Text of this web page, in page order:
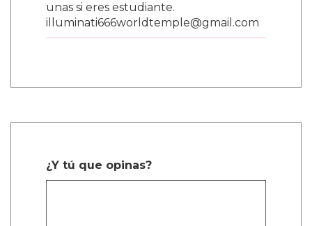
unas si eres estudiante.
illuminati666worldtemple@gmail.com
¿Y tú que opinas?